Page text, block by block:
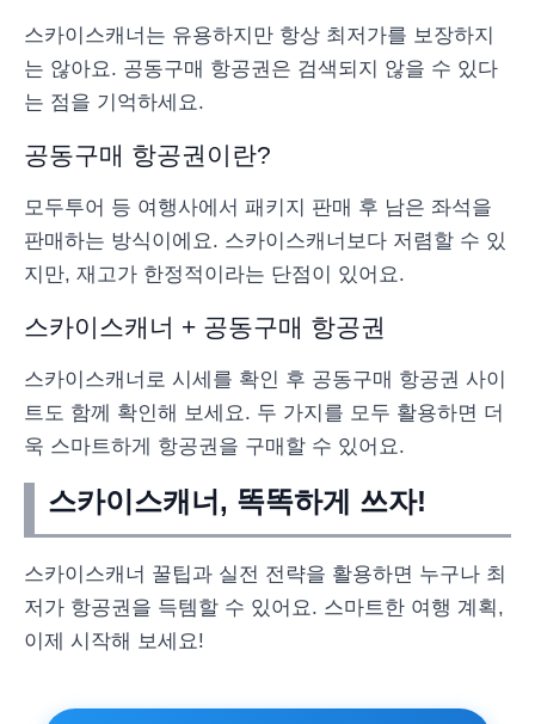
스카이스캐너는 유용하지만 항상 최저가를 보장하지
는 않아요. 공동구매 항공권은 검색되지 않을 수 있다
는 점을 기억하세요.
공동구매 항공권이란?
모두투어 등 여행사에서 패키지 판매 후 남은 좌석을
판매하는 방식이에요. 스카이스캐너보다 저렴할 수 있
지만, 재고가 한정적이라는 단점이 있어요.
스카이스캐너 + 공동구매 항공권
스카이스캐너로 시세를 확인 후 공동구매 항공권 사이
트도 함께 확인해 보세요. 두 가지를 모두 활용하면 더
욱 스마트하게 항공권을 구매할 수 있어요.
스카이스캐너, 똑똑하게 쓰자!
스카이스캐너 꿀팁과 실전 전략을 활용하면 누구나 최
저가 항공권을 득템할 수 있어요. 스마트한 여행 계획,
이제 시작해 보세요!